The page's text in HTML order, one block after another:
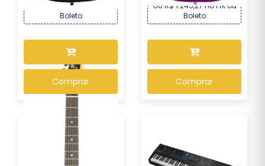
OU R$ 2.017,17 no PIX ou
Boleto
Comprar
OU R$ 1.245,27 no PIX ou
Boleto
Comprar